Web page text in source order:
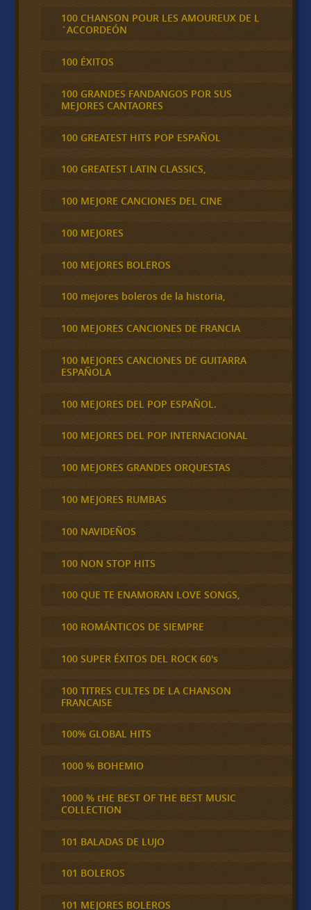
100 CHANSON POUR LES AMOUREUX DE L
´ACCORDEÓN
100 ÉXITOS
100 GRANDES FANDANGOS POR SUS
MEJORES CANTAORES
100 GREATEST HITS POP ESPAÑOL
100 GREATEST LATIN CLASSICS,
100 MEJORE CANCIONES DEL CINE
100 MEJORES
100 MEJORES BOLEROS
100 mejores boleros de la historia,
100 MEJORES CANCIONES DE FRANCIA
100 MEJORES CANCIONES DE GUITARRA
ESPAÑOLA
100 MEJORES DEL POP ESPAÑOL.
100 MEJORES DEL POP INTERNACIONAL
100 MEJORES GRANDES ORQUESTAS
100 MEJORES RUMBAS
100 NAVIDEÑOS
100 NON STOP HITS
100 QUE TE ENAMORAN LOVE SONGS,
100 ROMÁNTICOS DE SIEMPRE
100 SUPER ÉXITOS DEL ROCK 60's
100 TITRES CULTES DE LA CHANSON
FRANCAISE
100% GLOBAL HITS
1000 % BOHEMIO
1000 % tHE BEST OF THE BEST MUSIC
COLLECTION
101 BALADAS DE LUJO
101 BOLEROS
101 MEJORES BOLEROS